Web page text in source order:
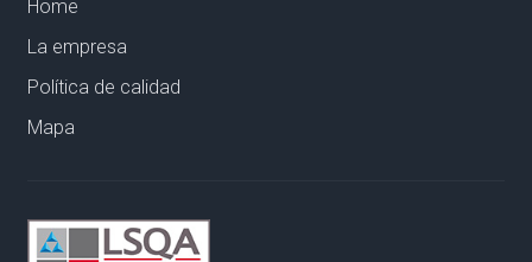
Home
La empresa
Política de calidad
Mapa